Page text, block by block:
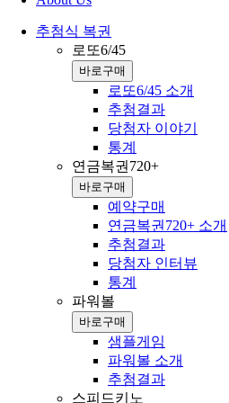
추첨식 복권
로또6/45
바로구매
로또6/45 소개
추첨결과
당첨자 이야기
통계
연금복권720+
바로구매
예약구매
연금복권720+ 소개
추첨결과
당첨자 인터뷰
통계
파워볼
바로구매
샘플게임
파워볼 소개
추첨결과
스피드키노